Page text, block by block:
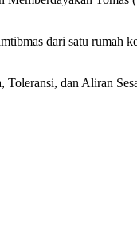
dari satu rumah
Toleransi, dan Aliran